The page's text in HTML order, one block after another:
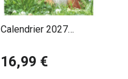
Calendrier 2027
Mignons
16,99 €